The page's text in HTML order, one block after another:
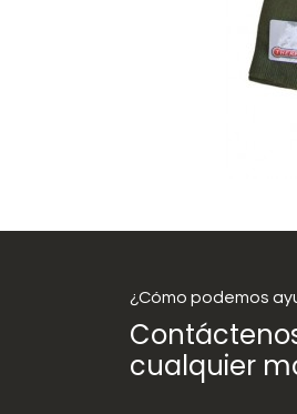
¿Cómo podemos
cualquier